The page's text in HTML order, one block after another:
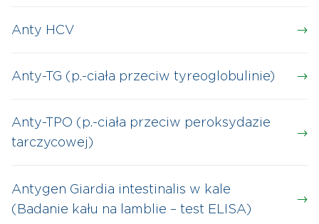
Anty HCV
Anty-TG (p.-ciała przeciw tyreoglobulinie)
Anty-TPO (p.-ciała przeciw peroksydazie
tarczycowej)
Antygen Giardia intestinalis w kale
(Badanie kału na lamblie – test ELISA)